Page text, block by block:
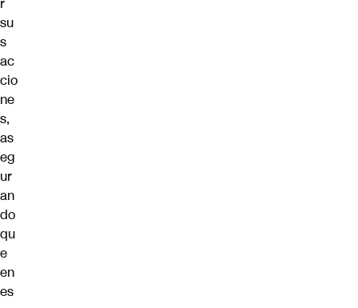
su
s
ac
cio
ne
s,
as
eg
ur
an
do
qu
e
en
es